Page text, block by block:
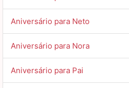
Aniversário para Neto
Aniversário para Nora
Aniversário para Pai